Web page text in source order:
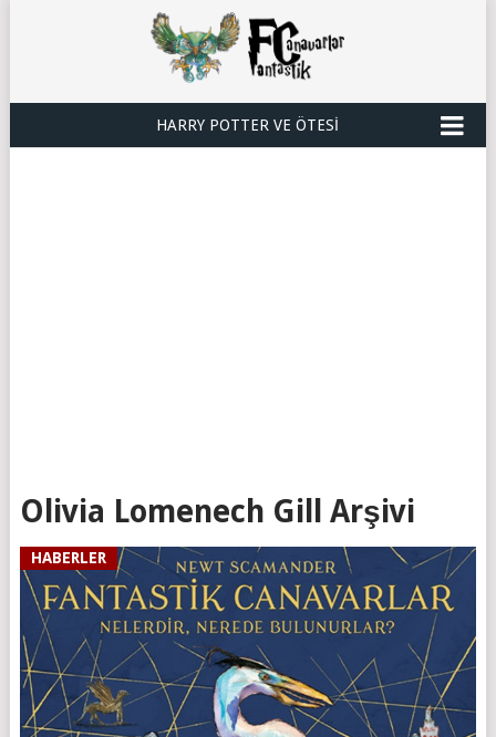
HARRY POTTER VE ÖTESI
Olivia Lomenech Gill Arşivi
HABERLER